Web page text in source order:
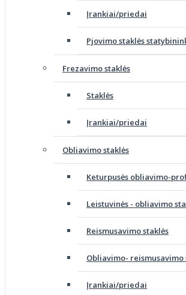
Įrankiai/priedai
Pjovimo staklės
Frezavimo staklės
Staklės
Įrankiai/priedai
Obliavimo staklės
Keturpusės obliavimo-
Leistuvinės - obliavimo
Reismusavimo staklės
Obliavimo- reismusavimo
Įrankiai/priedai